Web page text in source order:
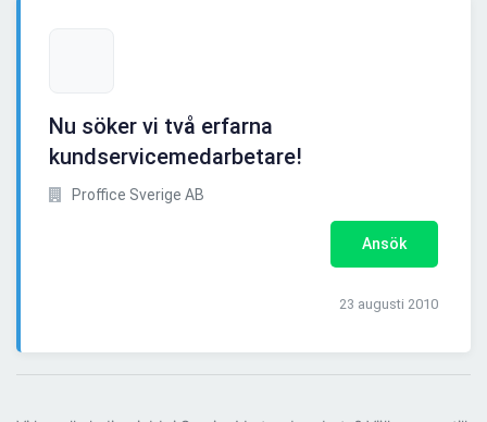
Nu söker vi två erfarna
kundservicemedarbetare!
Proffice Sverige AB
Ansök
23 augusti 2010